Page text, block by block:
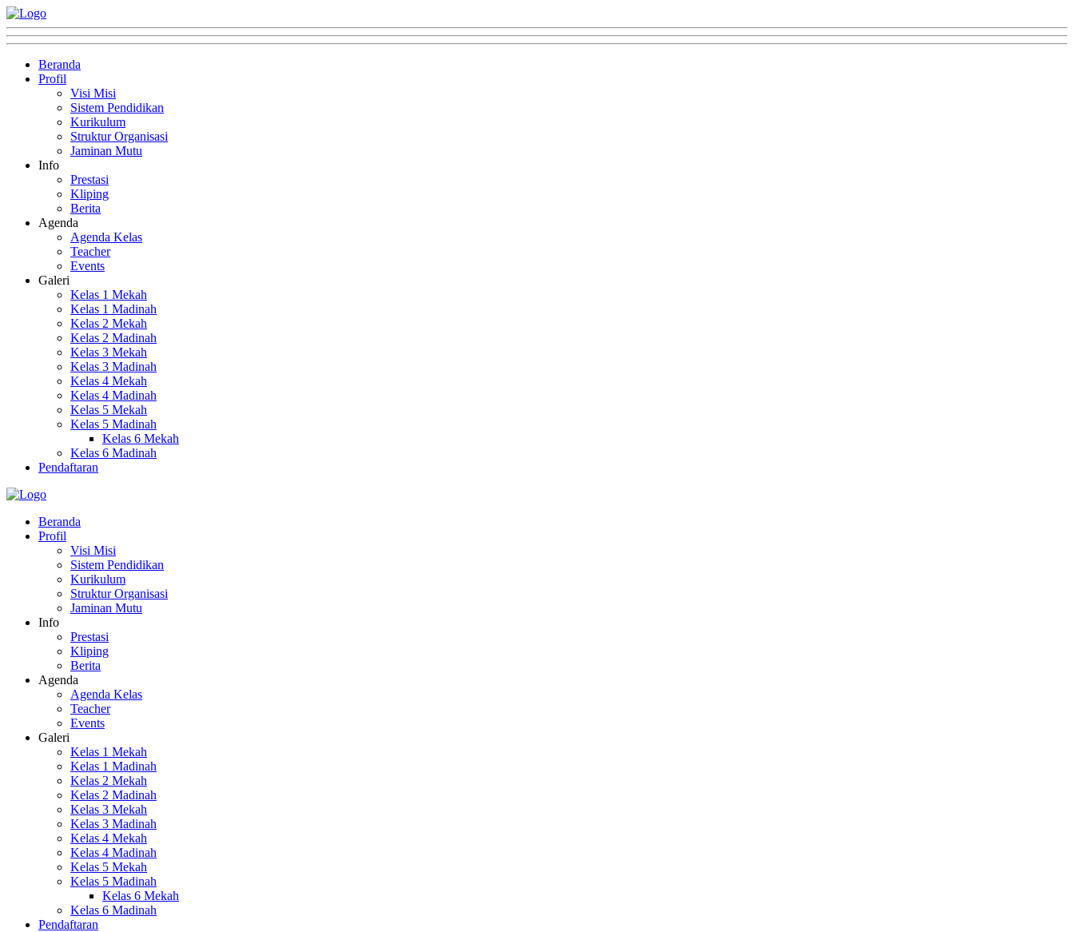
Beranda
Profil
Visi Misi
Sistem Pendidikan
Kurikulum
Struktur Organisasi
Jaminan Mutu
Info
Prestasi
Kliping
Berita
Agenda
Agenda Kelas
Teacher
Events
Galeri
Kelas 1 Mekah
Kelas 1 Madinah
Kelas 2 Mekah
Kelas 2 Madinah
Kelas 3 Mekah
Kelas 3 Madinah
Kelas 4 Mekah
Kelas 4 Madinah
Kelas 5 Mekah
Kelas 5 Madinah
Kelas 6 Mekah
Kelas 6 Madinah
Pendaftaran
Beranda
Profil
Visi Misi
Sistem Pendidikan
Kurikulum
Struktur Organisasi
Jaminan Mutu
Info
Prestasi
Kliping
Berita
Agenda
Agenda Kelas
Teacher
Events
Galeri
Kelas 1 Mekah
Kelas 1 Madinah
Kelas 2 Mekah
Kelas 2 Madinah
Kelas 3 Mekah
Kelas 3 Madinah
Kelas 4 Mekah
Kelas 4 Madinah
Kelas 5 Mekah
Kelas 5 Madinah
Kelas 6 Mekah
Kelas 6 Madinah
Pendaftaran